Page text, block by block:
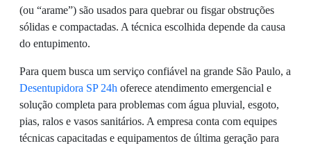
(ou “arame”) são usados para quebrar ou fisgar obstruções
sólidas e compactadas. A técnica escolhida depende da causa
do entupimento.
Para quem busca um serviço confiável na grande São Paulo, a
Desentupidora SP 24h oferece atendimento emergencial e
solução completa para problemas com água pluvial, esgoto,
pias, ralos e vasos sanitários. A empresa conta com equipes
técnicas capacitadas e equipamentos de última geração para